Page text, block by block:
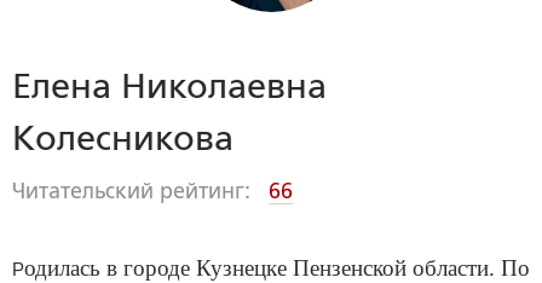
Елена Николаевна
Колесникова
Читательский рейтинг: 66
Родилась в городе Кузнецке Пензенской области. По